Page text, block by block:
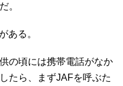
。
ある。
の頃には携帯電話がなか
たら、まずJAFを呼ぶた